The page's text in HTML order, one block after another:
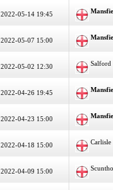
2022-05-14 19:45
2022-05-07 15:00
2022-05-02 12:30
2022-04-26 19:45
2022-04-23 15:00
2022-04-18 15:00
2022-04-09 15:00